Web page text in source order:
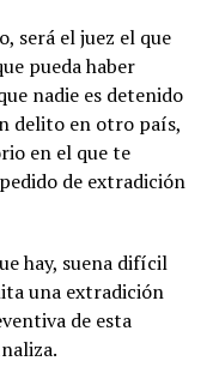
será el juez el que
pueda haber
nadie es detenido
delito en otro país,
en el que te
de extradición
hay, suena difícil
una extradición
de esta